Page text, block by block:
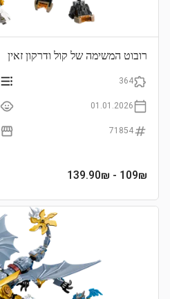
רובוט המשימה של קול ודרקון זאין
364
01.01.2026
71854
109₪
- 139.90₪